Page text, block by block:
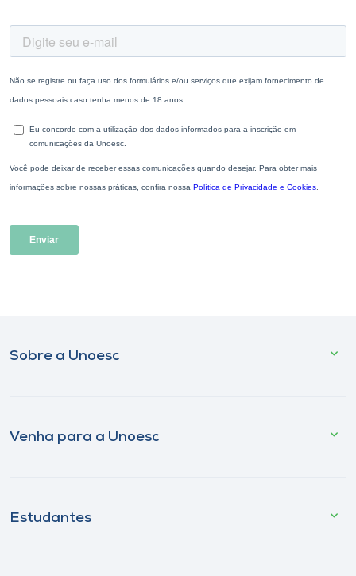
Sobre a Unoesc
Venha para a Unoesc
Estudantes